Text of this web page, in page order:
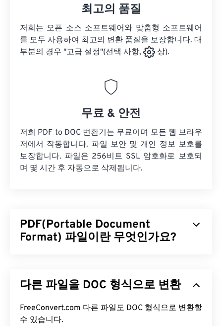
최고의 품질
저희는 오픈 소스 소프트웨어와 맞춤형 소프트웨어
를 모두 사용하여 최고의 변환 품질을 보장합니다. 대
부분의 경우 "고급 설정"(선택 사항,
상).
무료 & 안전
저희 PDF to DOC 변환기는 무료이며 모든 웹 브라우
저에서 작동합니다. 파일 보안 및 개인 정보 보호를
보장합니다. 파일은 256비트 SSL 암호화로 보호되
며 몇 시간 후 자동으로 삭제됩니다.
PDF(Portable Document
Format) 파일이란 무엇인가요?
로, 오늘날 가장 널리 사용되는 파일 형식 중 하나입
그대로 유지할 수 있기 때문입니다. PDF 파일은 어떤
기기나 운영 체제에서든 항상 동일하게 표시됩니다.
다른 파일을 DOC 형식으로 변환
FreeConvert.com 다른 파일도 DOC 형식으로 변환할
수 있습니다.